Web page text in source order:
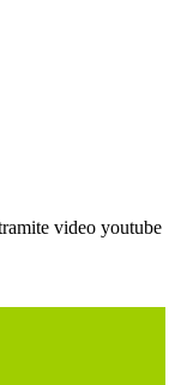
video youtube